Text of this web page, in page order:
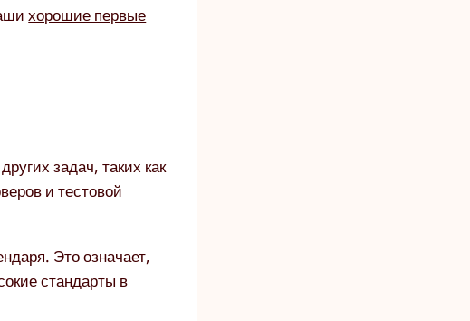
хорошие первые
задач, таких как
и тестовой
Это означает,
стандарты в